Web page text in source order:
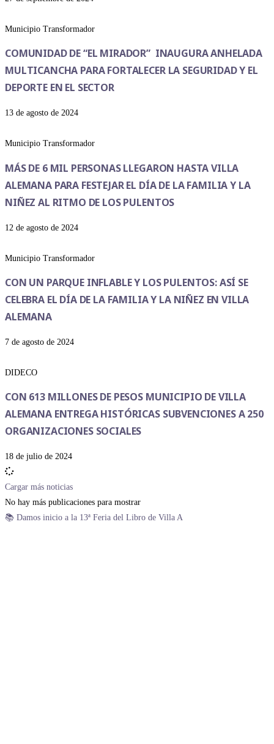
Municipio Transformador
COMUNIDAD DE “EL MIRADOR” INAUGURA ANHELADA
MULTICANCHA PARA FORTALECER LA SEGURIDAD Y EL
DEPORTE EN EL SECTOR
13 de agosto de 2024
Municipio Transformador
MÁS DE 6 MIL PERSONAS LLEGARON HASTA VILLA
ALEMANA PARA FESTEJAR EL DÍA DE LA FAMILIA Y LA
NIÑEZ AL RITMO DE LOS PULENTOS
12 de agosto de 2024
Municipio Transformador
CON UN PARQUE INFLABLE Y LOS PULENTOS: ASÍ SE
CELEBRA EL DÍA DE LA FAMILIA Y LA NIÑEZ EN VILLA
ALEMANA
7 de agosto de 2024
DIDECO
CON 613 MILLONES DE PESOS MUNICIPIO DE VILLA
ALEMANA ENTREGA HISTÓRICAS SUBVENCIONES A 250
ORGANIZACIONES SOCIALES
18 de julio de 2024
Cargar más noticias
No hay más publicaciones para mostrar
📚 Damos inicio a la 13ª Feria del Libro de Villa A